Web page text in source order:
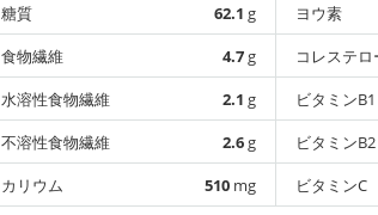
糖質
62.1 g
食物繊維
4.7g
水溶性食物繊維
2.1 g
不溶性食物繊維
2.6g
カリウム
510 mg
ヨウ素
コレステロ
ビタミンB1
ビタミンB2
ビタミンC